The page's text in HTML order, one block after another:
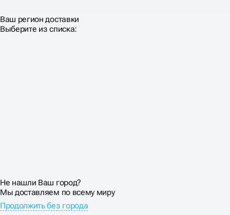
Ваш регион доставки
Выберите из списка:
Не нашли Ваш город?
Мы доставляем по всему миру
Продолжить без города